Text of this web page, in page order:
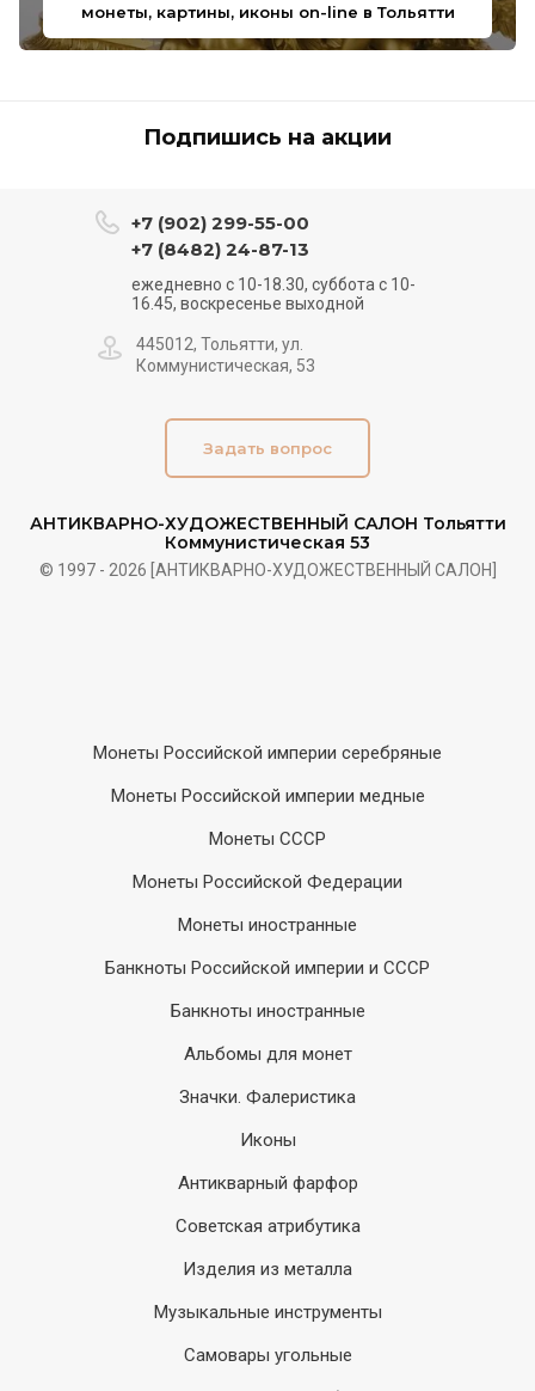
монеты, картины, иконы on-line в Тольятти
Подпишись на акции
АНТИКВАРНО-ХУДОЖЕСТВЕННЫЙ САЛОН Тольятти
Коммунистическая 53
© 1997 - 2026 [АНТИКВАРНО-ХУДОЖЕСТВЕННЫЙ САЛОН]
+7 (902) 299-55-00
+7 (8482) 24-87-13
ежедневно с 10-18.30, суббота с 10-
16.45, воскресенье выходной
445012, Тольятти, ул.
Коммунистическая, 53
Задать вопрос
Монеты Российской империи серебряные
Монеты Российской империи медные
Монеты СССР
Монеты Российской Федерации
Монеты иностранные
Банкноты Российской империи и СССР
Банкноты иностранные
Альбомы для монет
Значки. Фалеристика
Иконы
Антикварный фарфор
Советская атрибутика
Изделия из металла
Музыкальные инструменты
Самовары угольные